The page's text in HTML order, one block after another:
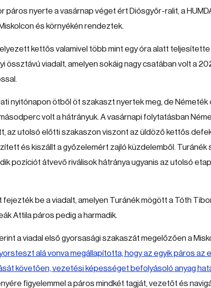
páros nyerte a vasárnap véget ért Diósgyőr-ralit, a
és környékén rendeztek.
kettős valamivel több mint egy óra alatt teljesítette
össztávú viadalt, amelyen sokáig nagy csatában volt a
nyitónapon ötből öt szakaszt nyertek meg, de Németék
volt a hátrányuk. A vasárnapi folytatásban
az utolsó előtti szakaszon viszont az üldöző kettős
és kiszállt a győzelemért zajló küzdelemből. Turánék
pozíciót átvevő riválisok hátránya ugyanis az utolsó
fejezték be a viadalt, amelyen Turánék mögött a Tóth
Attila páros pedig a harmadik.
a viadal első gyorsasági szakaszát megelőzően a
alá vonva megállapította, hogy az egyik páros
követően, vezetési képességet befolyásoló anyag
figyelemmel a páros mindkét tagját, vezetőt és